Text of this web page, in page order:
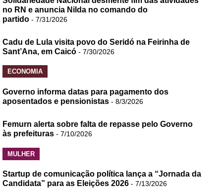
no RN e anuncia Nilda no comando do
partido - 7/31/2026
Cadu de Lula visita povo do Seridó na Feirinha de
Sant’Ana, em Caicó - 7/30/2026
ECONOMIA
Governo informa datas para pagamento dos
aposentados e pensionistas - 8/3/2026
Femurn alerta sobre falta de repasse pelo Governo
às prefeituras - 7/10/2026
MULHER
Startup de comunicação política lança a “Jornada da
Candidata” para as Eleições 2026 - 7/13/2026